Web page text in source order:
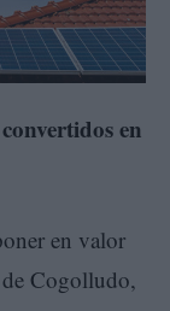
en
en valor
Cogolludo,